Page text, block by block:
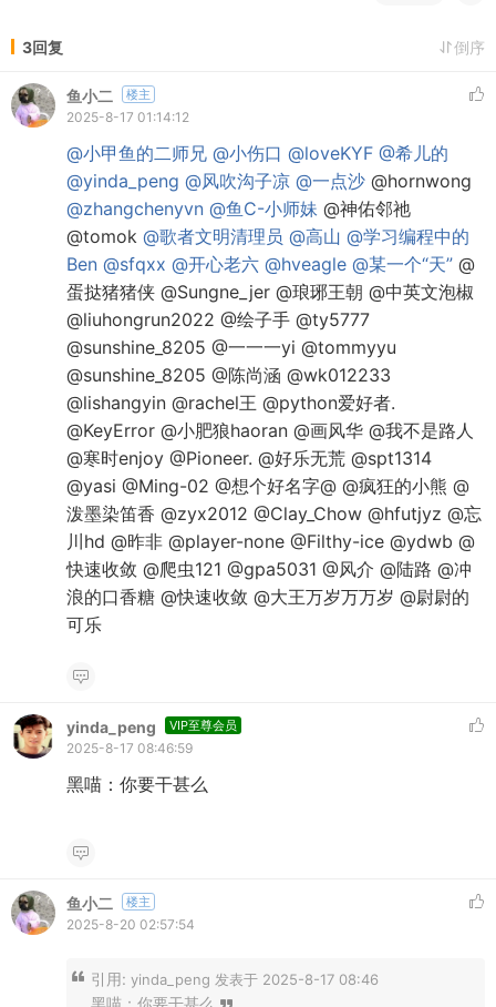
3回复 倒序
鱼小二 楼主
2025-8-17 01:14:12
@小甲鱼的二师兄 @小伤口 @loveKYF @希儿的
@yinda_peng @风吹沟子凉 @一点沙 @hornwong
@zhangchenyvn @鱼C-小师妹 @神佑邻祂
@tomok @歌者文明清理员 @高山 @学习编程中的
Ben @sfqxx @开心老六 @hveagle @某一个“天” @
蛋挞猪猪侠 @Sungne_jer @琅琊王朝 @中英文泡椒
@liuhongrun2022 @绘子手 @ty5777
@sunshine_8205 @一一一yi @tommyyu
@sunshine_8205 @陈尚涵 @wk012233
@lishangyin @rachel王 @python爱好者.
@KeyError @小肥狼haoran @画风华 @我不是路人
@寒时enjoy @Pioneer. @好乐无荒 @spt1314
@yasi @Ming-02 @想个好名字@ @疯狂的小熊 @
泼墨染笛香 @zyx2012 @Clay_Chow @hfutjyz @忘
川hd @昨非 @player-none @Filthy-ice @ydwb @
快速收敛 @爬虫121 @gpa5031 @风介 @陆路 @冲
浪的口香糖 @快速收敛 @大王万岁万万岁 @尉尉的
可乐
yinda_peng VIP至尊会员
2025-8-17 08:46:59
黑喵：你要干甚么
鱼小二 楼主
2025-8-20 02:57:54
引用: yinda_peng 发表于 2025-8-17 08:46
黑喵：你要干甚么